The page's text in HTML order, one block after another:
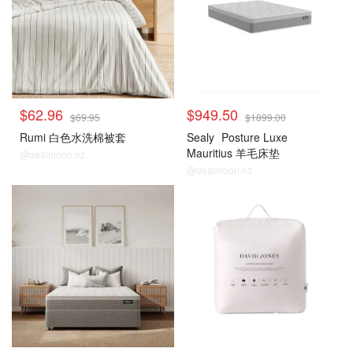
$62.96 $69.95
Rumi 白色水洗棉被套
@dealmoon.nz
$949.50 $1899.00
Sealy Posture Luxe
Mauritius 羊毛床垫
@dealmoon.nz